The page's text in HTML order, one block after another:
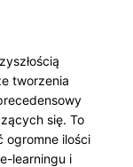
tworzenia
się. To
ogromne ilości
learningu i